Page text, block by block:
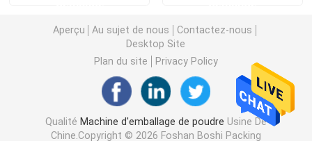
Machine de remplissage de bouteilles automatique
Machine de remplissage de bouteilles semi
Accessoires de machine à emballer
Aperçu Au sujet de nous
Contactez-nous
Desktop Site
Plan du site
Privacy Policy
Qualité Machine d'emballage de poudre Usine De
Chine.Copyright © 2026 Foshan Boshi Packing